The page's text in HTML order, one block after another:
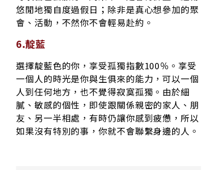
悠閒地獨自度過假日；除非是真心想參加的聚
會、活動，不然你不會輕易赴約。
6.靛藍
選擇靛藍色的你，享受孤獨指數100％。享受
一個人的時光是你與生俱來的能力，可以一個
人到任何地方，也不覺得寂寞孤獨。由於細
膩、敏感的個性，即使跟關係親密的家人、朋
友、另一半相處，有時仍讓你感到疲憊，所以
如果沒有特別的事，你就不會聯繫身邊的人。